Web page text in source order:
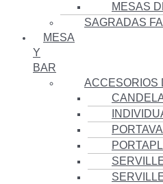
MESAS
SAGRADAS
MESA
Y
BAR
ACCESORIOS